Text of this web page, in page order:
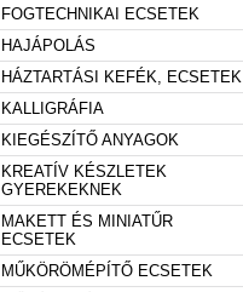
FOGTECHNIKAI ECSETEK
HAJÁPOLÁS
HÁZTARTÁSI KEFÉK, ECSETEK
KALLIGRÁFIA
KIEGÉSZÍTŐ ANYAGOK
KREATÍV KÉSZLETEK
GYEREKEKNEK
MAKETT ÉS MINIATŰR
ECSETEK
MŰKÖRÖMÉPÍTŐ ECSETEK